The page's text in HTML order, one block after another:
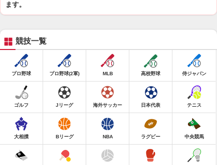
ます。
競技一覧
プロ野球 プロ野球(2軍) MLB 高校野球 侍ジャパン
ゴルフ Jリーグ 海外サッカー 日本代表 テニス
大相撲 Bリーグ NBA ラグビー 中央競馬